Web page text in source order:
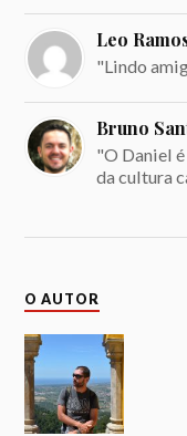
Leo
"Lindo
Bruno
"O Daniel
da cultura
O AUTOR